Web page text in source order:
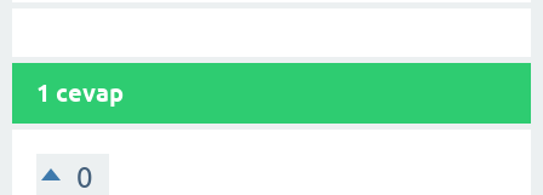
1 cevap
0